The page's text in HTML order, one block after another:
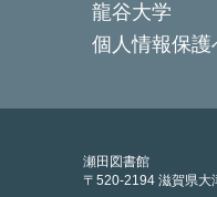
龍谷大学
個人情報保
瀬田図書館
〒520-2194 滋賀県大